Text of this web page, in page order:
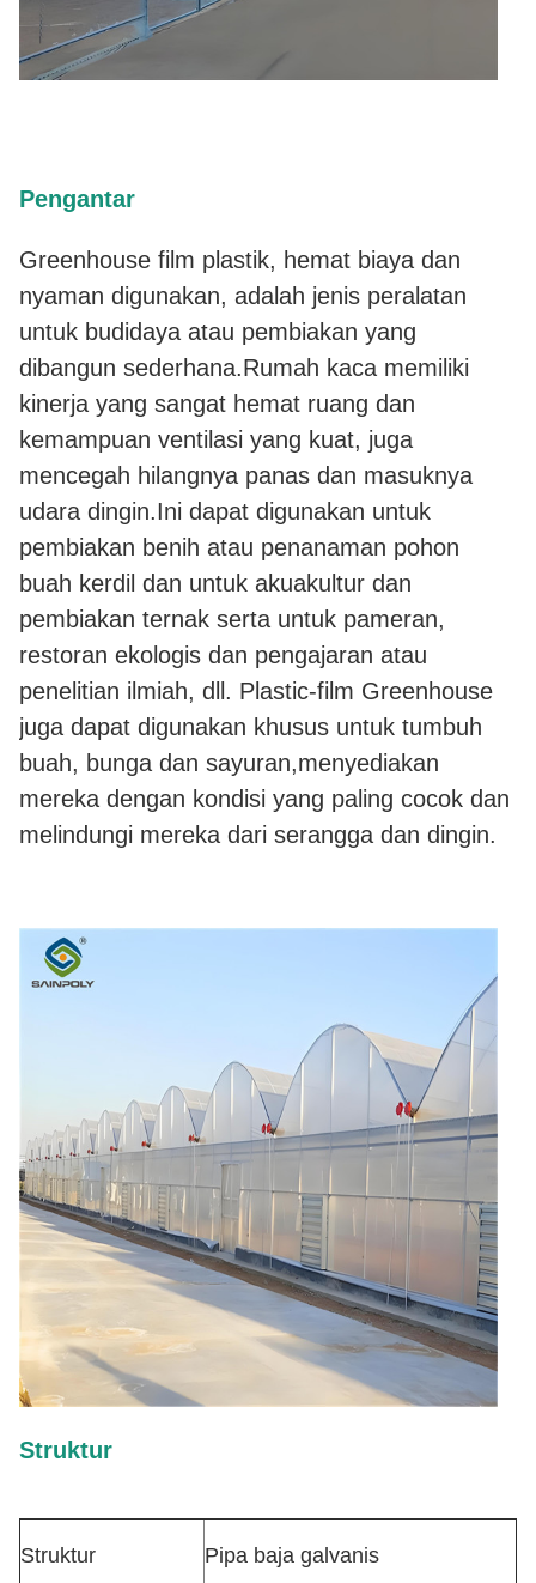
Pengantar
Greenhouse film plastik, hemat biaya dan
nyaman digunakan, adalah jenis peralatan
untuk budidaya atau pembiakan yang
dibangun sederhana.Rumah kaca memiliki
kinerja yang sangat hemat ruang dan
kemampuan ventilasi yang kuat, juga
mencegah hilangnya panas dan masuknya
udara dingin.Ini dapat digunakan untuk
pembiakan benih atau penanaman pohon
buah kerdil dan untuk akuakultur dan
pembiakan ternak serta untuk pameran,
restoran ekologis dan pengajaran atau
penelitian ilmiah, dll. Plastic-film Greenhouse
juga dapat digunakan khusus untuk tumbuh
buah, bunga dan sayuran,menyediakan
mereka dengan kondisi yang paling cocok dan
melindungi mereka dari serangga dan dingin.
Struktur
Struktur Pipa baja galvanis